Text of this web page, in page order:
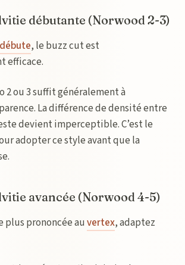
débutante (Norwood 2-3)
, le buzz cut est
efficace.
2 ou 3 suffit généralement à
La différence de densité entre
devient imperceptible. C’est le
adopter ce style avant que la
avancée (Norwood 4-5)
plus prononcée auvertex, adaptez